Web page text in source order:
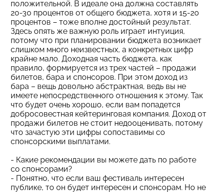
положительной. В идеале она должна составлять
20-30 процентов от общего бюджета, хотя и 15-20
процентов – тоже вполне достойный результат.
Здесь опять же важную роль играет интуиция,
потому что при планировании бюджета возникает
слишком много неизвестных, а конкретных цифр
крайне мало. Доходная часть бюджета, как
правило, формируется из трех частей – продажи
билетов, бара и спонсоров. При этом доход из
бара – вещь довольно абстрактная, ведь вы не
имеете непосредственного отношения к этому. Так
что будет очень хорошо, если вам попадется
добросовестная кейтеринговая компания. Доход от
продажи билетов не стоит недооценивать, потому
что зачастую эти цифры сопоставимы со
спонсорскими выплатами.
- Какие рекомендации вы можете дать по работе
со спонсорами?
- Понятно, что если ваш фестиваль интересен
публике, то он будет интересен и спонсорам. Но не